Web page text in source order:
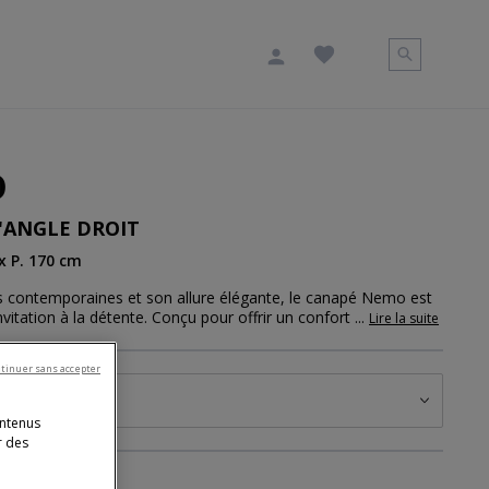
DROIT
P. 170 cm
contemporaines et son allure élégante, le canapé Nemo est
à la détente. Conçu pour offrir un confort ... Lire la suite
des
sans accepter